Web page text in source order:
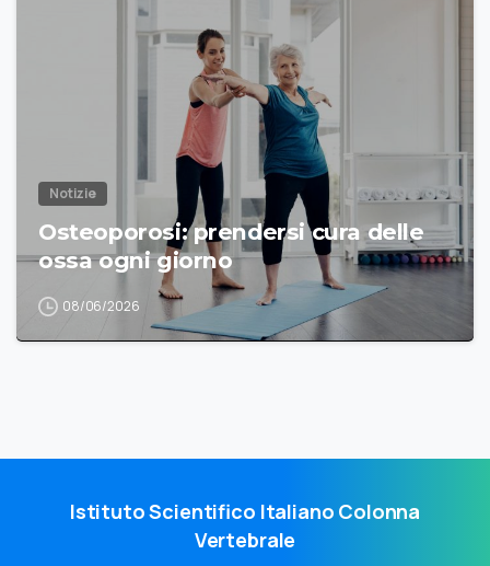
Notizie
Osteoporosi: prendersi cura delle
ossa ogni giorno
08/06/2026
Istituto Scientifico Italiano Colonna
Vertebrale